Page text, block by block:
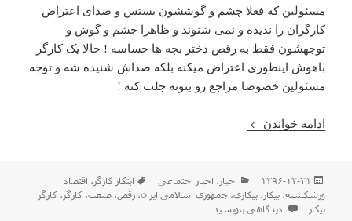
مسئولین که فعلا چشم و گوششون بستس و صدای اعتراض
کارگران را ندیده و نمی شنوند و ظاهرا چشم و گوش و
توجهشون فقط به رقص دختر بچه ها حساسه ! حالا یک کارگر
باهوش اینطوری اعتراض میکنه بلکه صداش شنیده شه و توجه
مسئولین خصوصا مراجع رو بتونه جلب کنه !
ادامه خواندن ابتکار یک کارگر ! بلکه اینطوری مسئولین صدای
ارسال
شده
در
۱۳۹۶-۱۲-۲۱ دسته‌ها
اخبار ، اخبار اجتماعی برچسب‌ها
ابتکار کارگر ، اقتصاد
ورشکسته،بیکار ،بیکاری،جمهوری اسلامی ایران،رقص،صنعت، کارگر ، کارگر
بیکار
برای ابتکار یک کارگر ! بلکه اینطوری مسئولین صدای اعتراض کارگران را
دیدگاهی بنویسید